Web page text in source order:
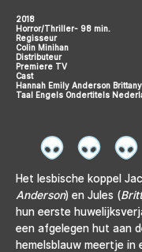
2018
Horror/Thriller- 98 min.
Regisseur
Colin Minihan
Distributeur
Premiere TV
Cast
Hannah Emily Anderson
Taal Engels Ondertitels
Het lesbische koppel
Anderson) en Jules (
hun eerste
een afgelegen hut aan
hemelsblauw meertje in